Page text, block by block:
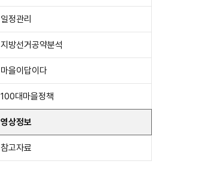
일정관리
지방선거공약분석
마을이답이다
100대마을정책
영상정보
참고자료